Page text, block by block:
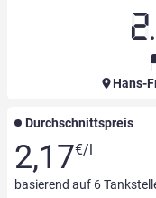
Hans-
Durchschnittspreis
2,17€/l
basierend auf 6